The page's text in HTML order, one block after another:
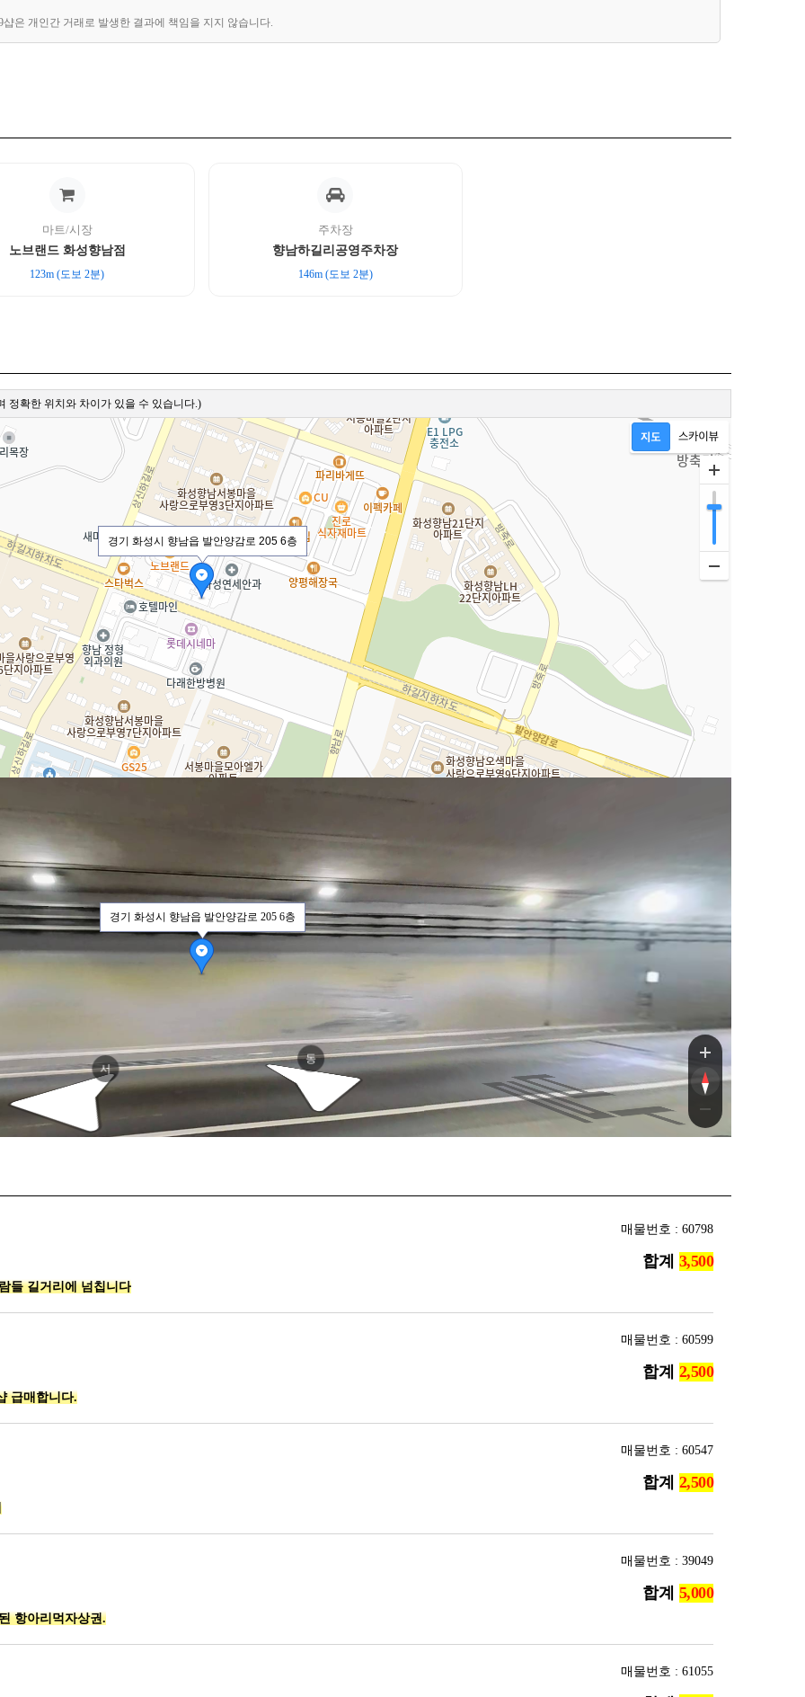
은 개인간 거래로 발생한 결과에 책임을 지지 않습니다.
마트/시장
노브랜드 화성향남점
123m (도보 2분)
주차장
향남하길리공영주차장
146m (도보 2분)
정확한 위치와 차이가 있을 수 있습니다.)
경기 화성시 향남읍 발안양감로 205 6층
감로
감로
서
동
경기 화성시 향남읍 발안양감로 205 6층
매물번호 : 60798
합계
들 길거리에 넘칩니다
매물번호 : 60599
합계
급매합니다.
매물번호 : 60547
합계
매물번호 : 39049
합계
항아리먹자상권.
매물번호 : 61055